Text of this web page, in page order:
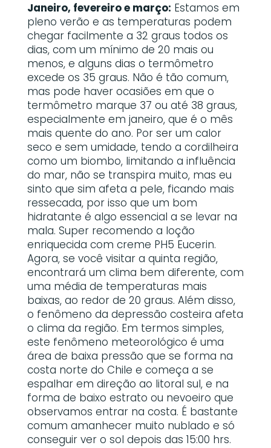
Janeiro, fevereiro e março: Estamos em
pleno verão e as temperaturas podem
chegar facilmente a 32 graus todos os
dias, com um mínimo de 20 mais ou
menos, e alguns dias o termômetro
excede os 35 graus. Não é tão comum,
mas pode haver ocasiões em que o
termômetro marque 37 ou até 38 graus,
especialmente em janeiro, que é o mês
mais quente do ano. Por ser um calor
seco e sem umidade, tendo a cordilheira
como um biombo, limitando a influência
do mar, não se transpira muito, mas eu
sinto que sim afeta a pele, ficando mais
ressecada, por isso que um bom
hidratante é algo essencial a se levar na
mala. Super recomendo a loção
enriquecida com creme PH5 Eucerin.
Agora, se você visitar a quinta região,
encontrará um clima bem diferente, com
uma média de temperaturas mais
baixas, ao redor de 20 graus. Além disso,
o fenômeno da depressão costeira afeta
o clima da região. Em termos simples,
este fenômeno meteorológico é uma
área de baixa pressão que se forma na
costa norte do Chile e começa a se
espalhar em direção ao litoral sul, e na
forma de baixo estrato ou nevoeiro que
observamos entrar na costa. É bastante
comum amanhecer muito nublado e só
conseguir ver o sol depois das 15:00 hrs.